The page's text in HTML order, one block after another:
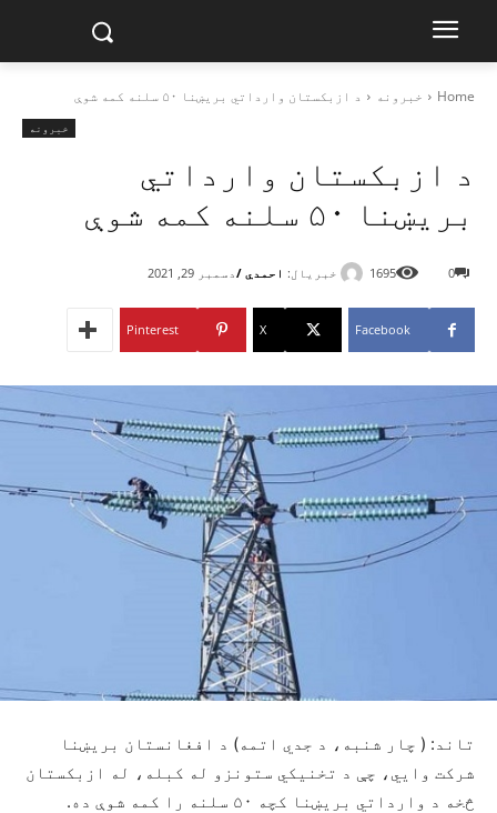
Home خبرونه د ازبکستان وارداتي بریښنا ۵۰ سلنه کمه شوې
خبرونه
د ازبکستان وارداتي
بریښنا ۵۰ سلنه کمه شوې
خبریال: احمدي /دسمبر 29, 2021 0
1695
Facebook
X
Pinterest
تاند: ( چار شنبه، د جدي اتمه) د افغانستان بریښنا
شرکت وایي، چې د تخنیکي ستونزو له کبله، له ازبکستان
څخه د وارداتي بریښنا کچه ۵۰ سلنه را کمه شوې ده.